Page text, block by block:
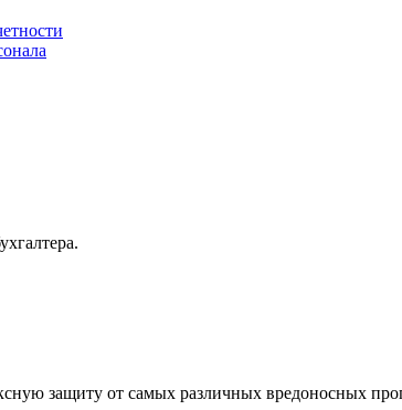
защиту от самых различных вредоносных